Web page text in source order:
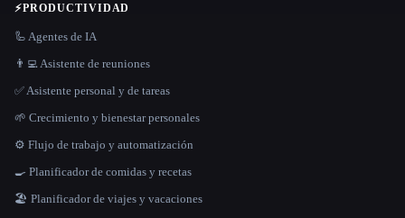
⚡PRODUCTIVIDAD
🦾 Agentes de IA
👨‍💻 Asistente de reuniones
✅ Asistente personal y de tareas
🌱 Crecimiento y bienestar personales
⚙️ Flujo de trabajo y automatización
🍳 Planificador de comidas y recetas
🏖 Planificador de viajes y vacaciones